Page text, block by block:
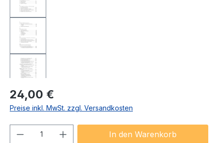
Regulärer Preis:
24,00 €
Preise inkl. MwSt. zzgl. Versandkosten
Produkt Anzahl: Gib denIn den Warenkorb